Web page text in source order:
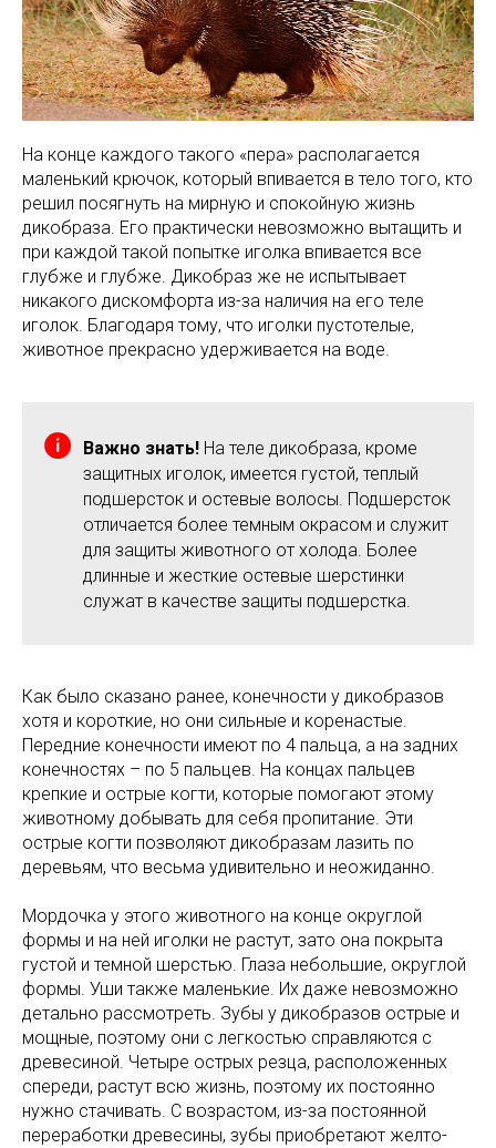
На конце каждого такого «пера» располагается
маленький крючок, который впивается в тело того, кто
решил посягнуть на мирную и спокойную жизнь
дикобраза. Его практически невозможно вытащить и
при каждой такой попытке иголка впивается все
глубже и глубже. Дикобраз же не испытывает
никакого дискомфорта из-за наличия на его теле
иголок. Благодаря тому, что иголки пустотелые,
животное прекрасно удерживается на воде.
Важно знать! На теле дикобраза, кроме
защитных иголок, имеется густой, теплый
подшерсток и остевые волосы. Подшерсток
отличается более темным окрасом и служит
для защиты животного от холода. Более
длинные и жесткие остевые шерстинки
служат в качестве защиты подшерстка.
Как было сказано ранее, конечности у дикобразов
хотя и короткие, но они сильные и коренастые.
Передние конечности имеют по 4 пальца, а на задних
конечностях – по 5 пальцев. На концах пальцев
крепкие и острые когти, которые помогают этому
животному добывать для себя пропитание. Эти
острые когти позволяют дикобразам лазить по
деревьям, что весьма удивительно и неожиданно.
Мордочка у этого животного на конце округлой
формы и на ней иголки не растут, зато она покрыта
густой и темной шерстью. Глаза небольшие, округлой
формы. Уши также маленькие. Их даже невозможно
детально рассмотреть. Зубы у дикобразов острые и
мощные, поэтому они с легкостью справляются с
древесиной. Четыре острых резца, расположенных
спереди, растут всю жизнь, поэтому их постоянно
нужно стачивать. С возрастом, из-за постоянной
переработки древесины, зубы приобретают желто-